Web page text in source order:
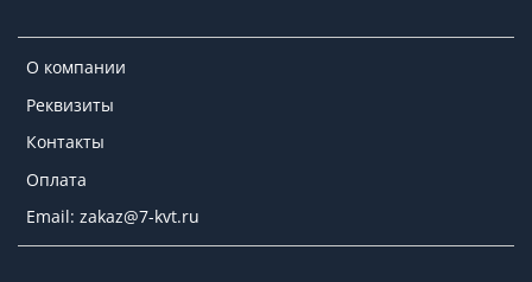
О компании
Реквизиты
Контакты
Оплата
Email: zakaz@7-kvt.ru